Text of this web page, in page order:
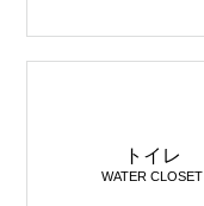
トイレ
WATER CLOSET